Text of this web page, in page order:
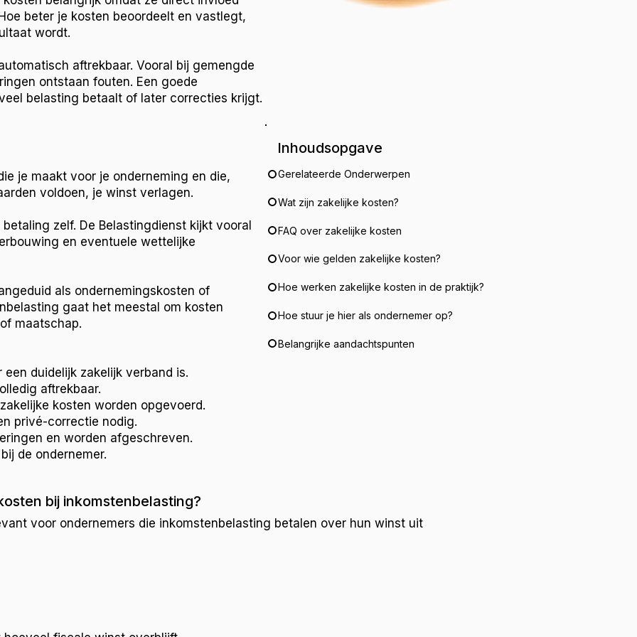
beter je kosten beoordeelt en vastlegt,
wordt.
aftrekbaar. Vooral bij gemengde
ontstaan fouten. Een goede
belasting betaalt of later correcties krijgt.
je maakt voor je onderneming en die,
voldoen, je winst verlagen.
zelf. De Belastingdienst kijkt vooral
en eventuele wettelijke
als ondernemingskosten of
gaat het meestal om kosten
maatschap.
duidelijk zakelijk verband is.
aftrekbaar.
kosten worden opgevoerd.
privé-correctie nodig.
en worden afgeschreven.
de ondernemer.
Inhoudsopgave
Gerelateerde Onderwerpen
Wat zijn zakelijke kosten?
FAQ over zakelijke kosten
Voor wie gelden zakelijke kosten?
Hoe werken zakelijke kosten in de praktijk?
Hoe stuur je hier als ondernemer op?
Belangrijke aandachtspunten
bij inkomstenbelasting?
voor ondernemers die inkomstenbelasting betalen over hun winst uit